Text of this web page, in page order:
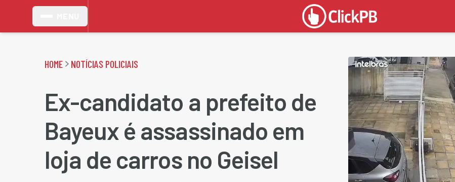
HOME NOTÍCIAS POLICIAIS
Ex-candidato a prefeito de
Bayeux é assassinado em
loja de carros no Geisel